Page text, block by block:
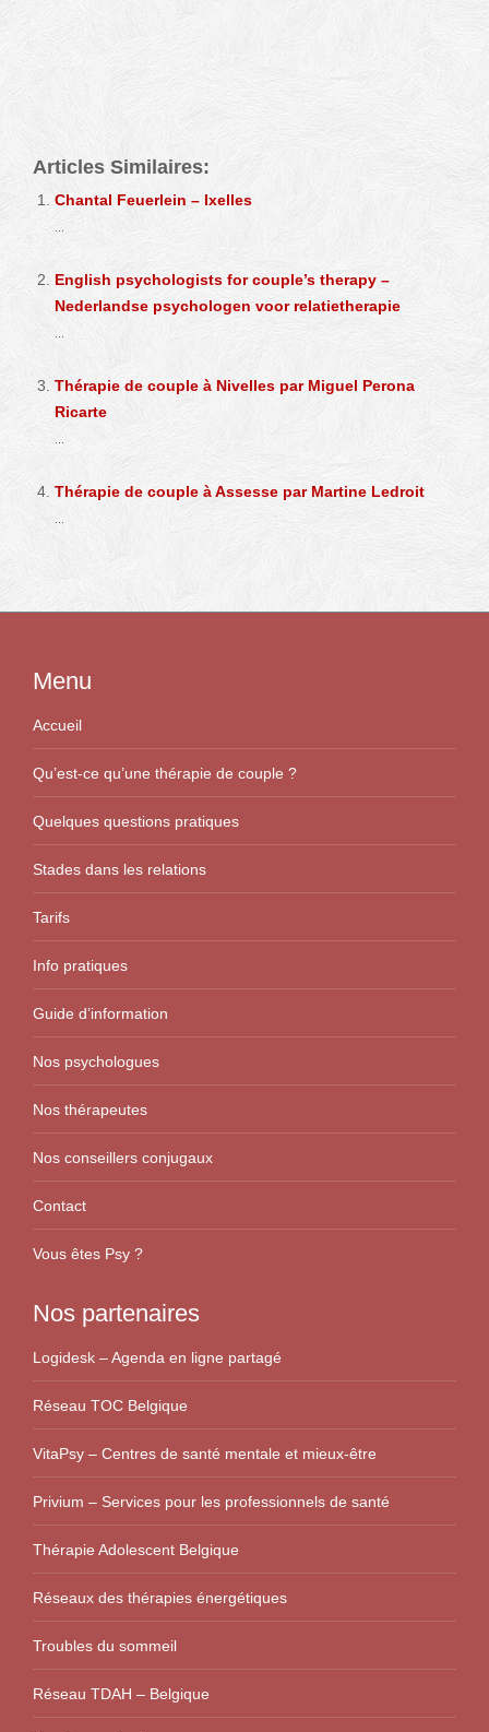
Articles Similaires:
Chantal Feuerlein – Ixelles
English psychologists for couple’s therapy –
Nederlandse psychologen voor relatietherapie
Thérapie de couple à Nivelles par Miguel Perona
Ricarte
Thérapie de couple à Assesse par Martine Ledroit
Menu
Accueil
Qu’est-ce qu’une thérapie de couple ?
Quelques questions pratiques
Stades dans les relations
Tarifs
Info pratiques
Guide d’information
Nos psychologues
Nos thérapeutes
Nos conseillers conjugaux
Contact
Vous êtes Psy ?
Nos partenaires
Logidesk – Agenda en ligne partagé
Réseau TOC Belgique
VitaPsy – Centres de santé mentale et mieux-être
Privium – Services pour les professionnels de santé
Thérapie Adolescent Belgique
Réseaux des thérapies énergétiques
Troubles du sommeil
Réseau TDAH – Belgique